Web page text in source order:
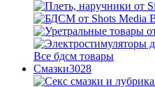
Все бдсм товары
Смазки3028